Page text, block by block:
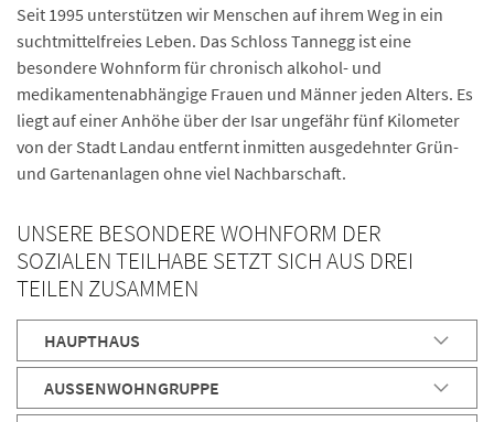
Seit 1995 unterstützen wir Menschen auf ihrem Weg in ein
suchtmittelfreies Leben. Das Schloss Tannegg ist eine
besondere Wohnform für chronisch alkohol- und
medikamentenabhängige Frauen und Männer jeden Alters. Es
liegt auf einer Anhöhe über der Isar ungefähr fünf Kilometer
von der Stadt Landau entfernt inmitten ausgedehnter Grün-
und Gartenanlagen ohne viel Nachbarschaft.
UNSERE BESONDERE WOHNFORM DER
SOZIALEN TEILHABE SETZT SICH AUS DREI
TEILEN ZUSAMMEN
HAUPTHAUS
AUSSENWOHNGRUPPE